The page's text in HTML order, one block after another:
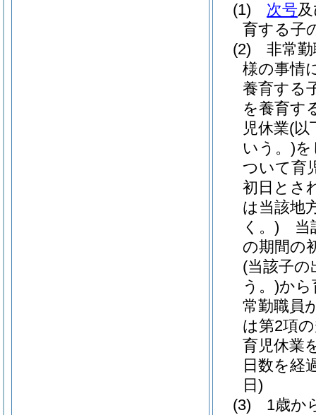
(1)
次号
育する子
(2)
非常
様の事情
養育する
を養育す
児休業(以
いう。)を
ついて育
初日とさ
は当該地
く。) 当
の期間の
(当該子
う。)から
常勤職員
は第2項
育児休業
日数を経
日)
(3)
1歳か